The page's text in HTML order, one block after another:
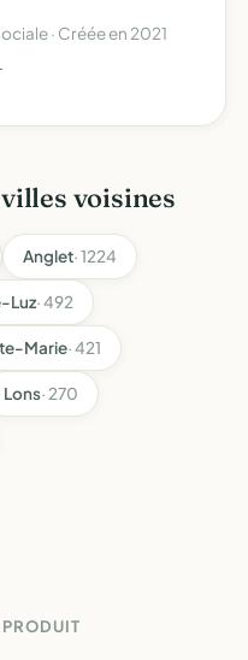
· Créée en 2021
voisines
Anglet· 1224
Luz· 492
Marie· 421
Lons· 270
PRODUIT